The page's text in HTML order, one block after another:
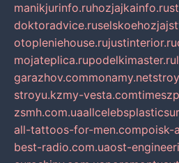
manikjurinfo.ruhozjajkainfo.ru
doktoradvice.ru
otopleniehouse.rujustinterior.ru
mojateplica.rupodelkimaster.ru
garazhov.commonamy.net
stroyu.kzmy-vesta.com
zsmh.com.ua
all-tattoos-for-men.compoisk-
best-radio.com.uaost-